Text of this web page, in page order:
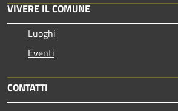
VIVERE IL COMUNE
Luoghi
Eventi
CONTATTI